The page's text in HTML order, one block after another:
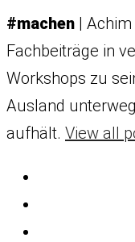
#machen |
Fachbeiträge in
Workshops zu
Ausland
aufhält. View all